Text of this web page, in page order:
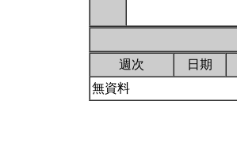
週次
日期
無資料